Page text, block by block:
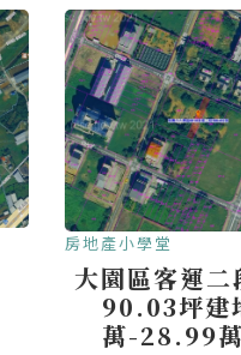
房地產小學堂
大園區客運
90.03坪建
萬-28.99